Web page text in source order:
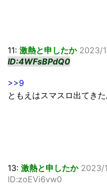
11: 激熱と申したか 2023/
ID:4WFsBPdQ0
>>9
ともえはスマスロ出てき
13: 激熱と申したか 2023/
ID:zoEVi6vw0